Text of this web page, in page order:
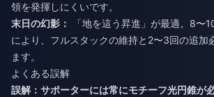
領を発揮しにくいです。
末日の幻影：
「地を這う昇進」が最適。8〜
により、フルスタックの維持と2〜3回の追加
ます。
よくある誤解
誤解：サポーターには常にモチーフ光円錐が